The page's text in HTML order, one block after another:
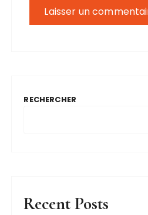
RECHERCHER
Recent Posts